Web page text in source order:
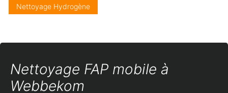
Nettoyage Hydrogène
Nettoyage FAP mobile à
Webbekom